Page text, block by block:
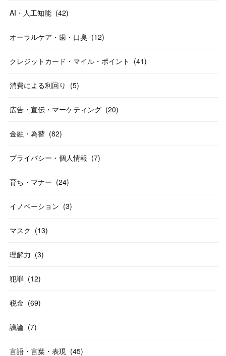
AI・人工知能 (42)
オーラルケア・歯・口臭 (12)
クレジットカード・マイル・ポイント (41)
消費による利回り (5)
広告・宣伝・マーケティング (20)
金融・為替 (82)
プライバシー・個人情報 (7)
育ち・マナー (24)
イノベーション (3)
マスク (13)
理解力 (3)
犯罪 (12)
税金 (69)
議論 (7)
言語・言葉・表現 (45)